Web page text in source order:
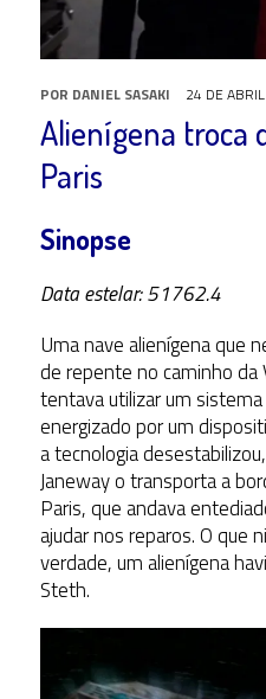
POR DANIEL SASAKI 24 DE
Alienígena troca
Paris
Sinopse
Data estelar: 51762.4
Uma nave alienígena que
de repente no caminho da
tentava utilizar um
energizado por um
a tecnologia
Janeway o transporta a
Paris, que andava
ajudar nos reparos. O que
verdade, um alienígena
Steth.